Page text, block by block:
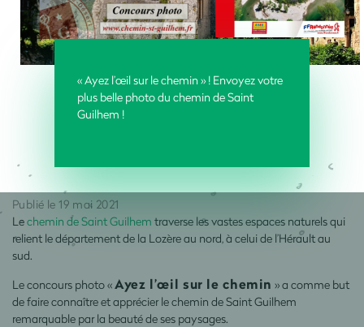
« Ayez l’œil sur le chemin » ! Envoyez votre
plus belle photo du chemin de Saint
Guilhem !
Publié le 19 mai 2021
Lechemin de Saint Guilhem traverse les vastes espaces naturels qui
relient le département de la Lozère au nord, à celui de l’Hérault au
sud.
Le concours photo «Ayez l’œil sur le chemin » a comme but
de faire connaître et apprécier le chemin de Saint Guilhem
remarquable par la beauté de ses paysages.